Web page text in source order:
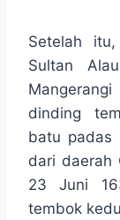
Setelah
Sultan
dinding
batu padas
dari daerah
23 Juni
tembok